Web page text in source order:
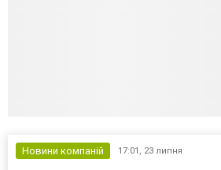
Новини компаній 17:01, 23 липня